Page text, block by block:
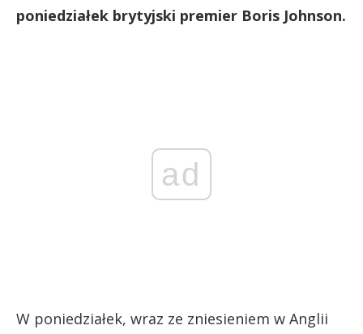
poniedziałek brytyjski premier Boris Johnson.
ad
W poniedziałek, wraz ze zniesieniem w Anglii